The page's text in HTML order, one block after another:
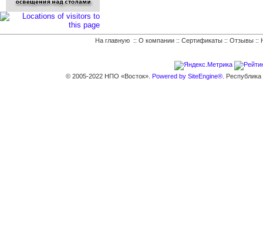
На главную :: О компании :: Сертификаты :: Отзывы ::
© 2005-2022 НПО «Восток». Powered by SiteEngine®.